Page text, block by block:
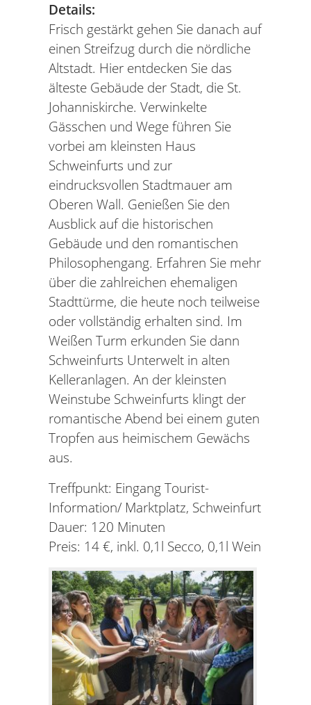
Details:
Frisch gestärkt gehen Sie danach auf
einen Streifzug durch die nördliche
Altstadt. Hier entdecken Sie das
älteste Gebäude der Stadt, die St.
Johanniskirche. Verwinkelte
Gässchen und Wege führen Sie
vorbei am kleinsten Haus
Schweinfurts und zur
eindrucksvollen Stadtmauer am
Oberen Wall. Genießen Sie den
Ausblick auf die historischen
Gebäude und den romantischen
Philosophengang. Erfahren Sie mehr
über die zahlreichen ehemaligen
Stadttürme, die heute noch teilweise
oder vollständig erhalten sind. Im
Weißen Turm erkunden Sie dann
Schweinfurts Unterwelt in alten
Kelleranlagen. An der kleinsten
Weinstube Schweinfurts klingt der
romantische Abend bei einem guten
Tropfen aus heimischem Gewächs
aus.
Treffpunkt: Eingang Tourist-
Information/ Marktplatz, Schweinfurt
Dauer: 120 Minuten
Preis: 14 €, inkl. 0,1l Secco, 0,1l Wein